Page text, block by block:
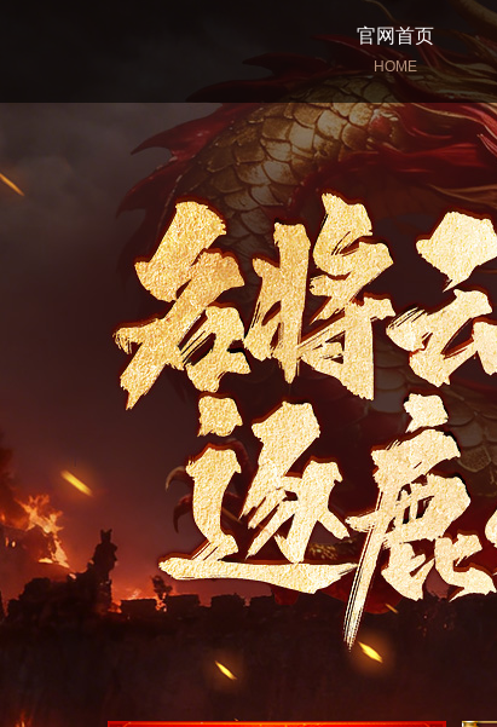
官网首页
HOME